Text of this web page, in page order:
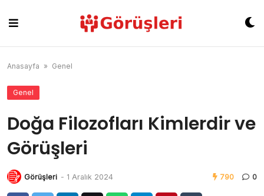
content
Anasayfa » Genel
Genel
Doğa Filozofları Kimlerdir ve
Görüşleri
Görüşleri - 1 Aralık 2024 790 0